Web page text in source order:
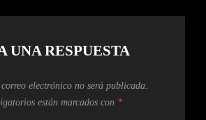
UNA RESPUESTA
electrónico no será publicada.
están marcados con *